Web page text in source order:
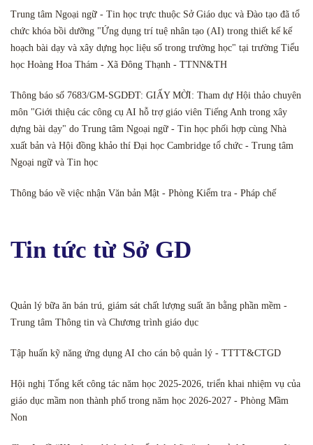
Trung tâm Ngoại ngữ - Tin học trực thuộc Sở Giáo dục và Đào tạo đã tổ
chức khóa bồi dưỡng "Ứng dụng trí tuệ nhân tạo (AI) trong thiết kế kế
hoạch bài dạy và xây dựng học liệu số trong trường học" tại trường Tiểu
học Hoàng Hoa Thám - Xã Đông Thạnh - TTNN&TH
Thông báo số 7683/GM-SGDĐT: GIẤY MỜI: Tham dự Hội thảo chuyên
môn "Giới thiệu các công cụ AI hỗ trợ giáo viên Tiếng Anh trong xây
dựng bài dạy" do Trung tâm Ngoại ngữ - Tin học phối hợp cùng Nhà
xuất bản và Hội đồng khảo thí Đại học Cambridge tổ chức - Trung tâm
Ngoại ngữ và Tin học
Thông báo về việc nhận Văn bản Mật - Phòng Kiểm tra - Pháp chế
Tin tức từ Sở GD
Quản lý bữa ăn bán trú, giám sát chất lượng suất ăn bằng phần mềm -
Trung tâm Thông tin và Chương trình giáo dục
Tập huấn kỹ năng ứng dụng AI cho cán bộ quản lý - TTTT&CTGD
Hội nghị Tổng kết công tác năm học 2025-2026, triển khai nhiệm vụ của
giáo dục mầm non thành phố trong năm học 2026-2027 - Phòng Mầm
Non